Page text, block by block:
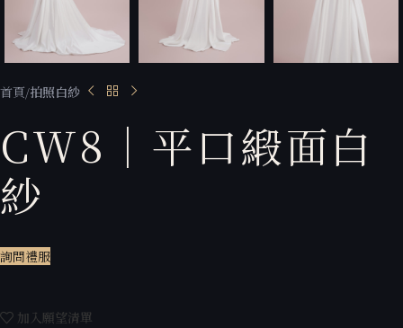
首頁 拍照白紗
CW8｜平口緞面白
紗
詢問禮服
加入願望清單